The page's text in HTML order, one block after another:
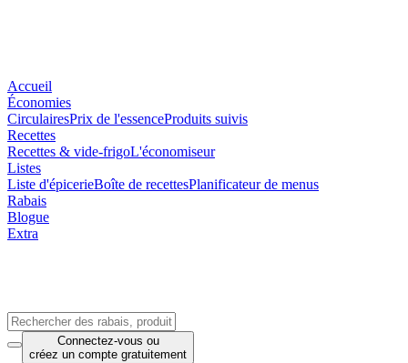
Accueil
Économies
CirculairesPrix de l'essenceProduits suivis
Recettes
Recettes & vide-frigoL'économiseur
Listes
Liste d'épicerieBoîte de recettesPlanificateur de menus
Rabais
Blogue
Extra
Connectez-vous ou
créez un compte gratuitement